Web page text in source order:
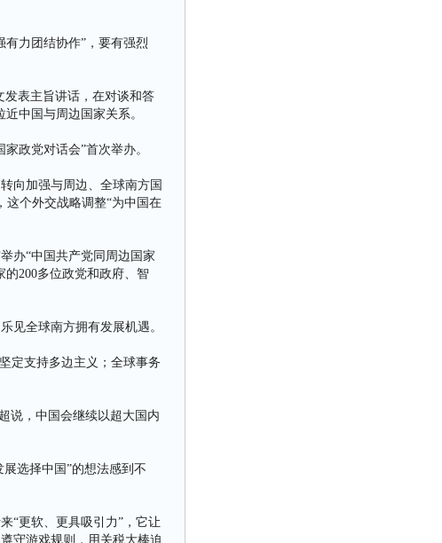
力团结协作”，要有强烈
发表主旨讲话，在对谈和答
中国与周边国家关系。
政党对话会”首次举办。
向加强与周边、全球南方国
这个外交战略调整“为中国在
办“中国共产党同周边国家
200多位政党和政府、智
见全球南方拥有发展机遇。
定支持多边主义；全球事务
说，中国会继续以超大国内
选择中国”的想法感到不
“更软、更具吸引力”，它让
守游戏规则，用关税大棒迫